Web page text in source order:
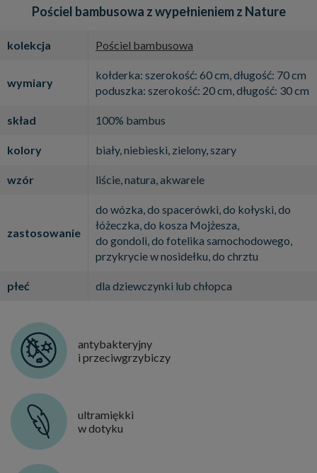
Pościel bambusowa z wypełnieniem z Nature
kolekcja Pościel bambusowa
wymiary
kołderka: szerokość: 60 cm, długość: 70 cm
poduszka: szerokość: 20 cm, długość: 30 cm
skład 100% bambus
kolory biały, niebieski, zielony, szary
wzór liście, natura, akwarele
zastosowanie
do wózka, do spacerówki, do kołyski, do
łóżeczka, do kosza Mojżesza,
do gondoli, do fotelika samochodowego,
przykrycie w nosidełku, do chrztu
płeć dla dziewczynki lub chłopca
antybakteryjny
i przeciwgrzybiczy
ultramiękki
w dotyku